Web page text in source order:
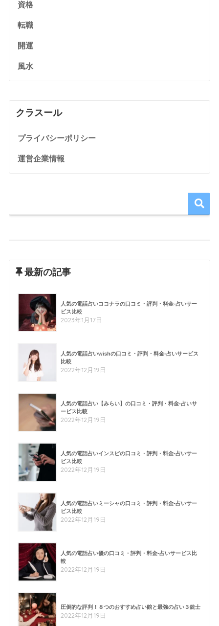
資格
転職
開運
風水
クラスール
プライバシーポリシー
運営企業情報
最新の記事
人気の電話占いココナラの口コミ・評判・料金-占いサー
ビス比較
2023年1月17日
人気の電話占いwishの口コミ・評判・料金-占いサービス
比較
2022年12月19日
人気の電話占い【みらい】の口コミ・評判・料金-占いサ
ービス比較
2022年12月19日
人気の電話占いインスピの口コミ・評判・料金-占いサー
ビス比較
2022年12月19日
人気の電話占いミーシャの口コミ・評判・料金-占いサー
ビス比較
2022年12月19日
人気の電話占い優の口コミ・評判・料金-占いサービス比
較
2022年12月19日
圧倒的な評判！８つのおすすめ占い館と最強の占い３銃士
2022年12月19日